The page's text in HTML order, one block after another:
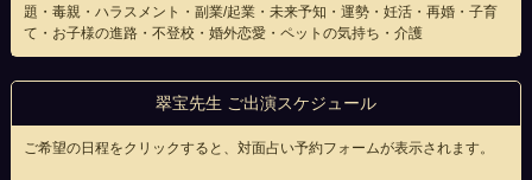
題・毒親・ハラスメント・副業/起業・未来予知・運勢・妊活・再婚・子育
て・お子様の進路・不登校・婚外恋愛・ペットの気持ち・介護
翠宝先生 ご出演スケジュール
ご希望の日程をクリックすると、対面占い予約フォームが表示されます。